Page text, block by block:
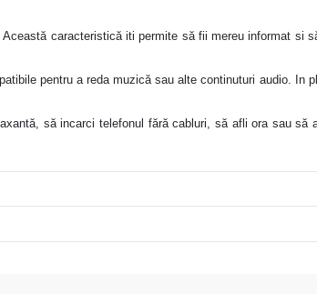
caracteristică iti permite să fii mereu informat si
pentru a reda muzică sau alte continuturi audio. In
să incarci telefonul fără cabluri, să afli ora sau să